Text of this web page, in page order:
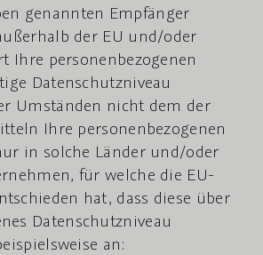
genannten Empfänger
der EU und/oder
Ihre personenbezogenen
Datenschutzniveau
Umständen nicht dem der
Ihre personenbezogenen
in solche Länder und/oder
für welche die EU-
hat, dass diese über
Datenschutzniveau
an: